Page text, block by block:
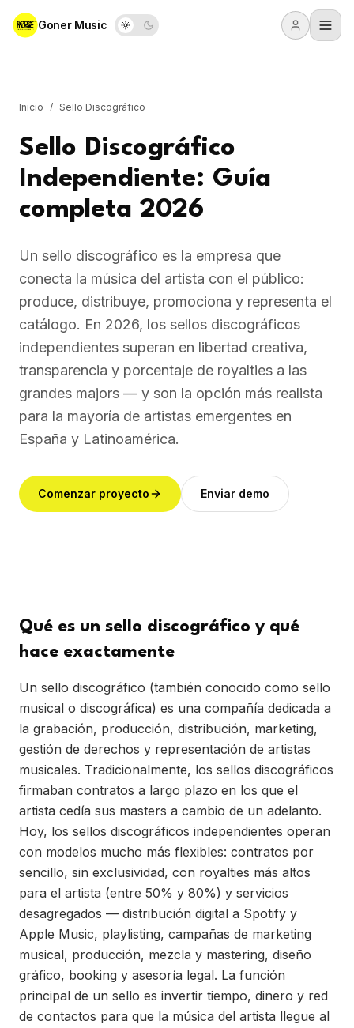
Goner Music
Inicio / Sello Discográfico
Sello Discográfico
Independiente: Guía
completa 2026
Un sello discográfico es la empresa que
conecta la música del artista con el público:
produce, distribuye, promociona y representa el
catálogo. En 2026, los sellos discográficos
independientes superan en libertad creativa,
transparencia y porcentaje de royalties a las
grandes majors — y son la opción más realista
para la mayoría de artistas emergentes en
España y Latinoamérica.
Comenzar proyecto Enviar demo
Qué es un sello discográfico y qué
hace exactamente
Un sello discográfico (también conocido como sello
musical o discográfica) es una compañía dedicada a
la grabación, producción, distribución, marketing,
gestión de derechos y representación de artistas
musicales. Tradicionalmente, los sellos discográficos
firmaban contratos a largo plazo en los que el
artista cedía sus masters a cambio de un adelanto.
Hoy, los sellos discográficos independientes operan
con modelos mucho más flexibles: contratos por
sencillo, sin exclusividad, con royalties más altos
para el artista (entre 50% y 80%) y servicios
desagregados — distribución digital a Spotify y
Apple Music, playlisting, campañas de marketing
musical, producción, mezcla y mastering, diseño
gráfico, booking y asesoría legal. La función
principal de un sello es invertir tiempo, dinero y red
de contactos para que la música del artista llegue al